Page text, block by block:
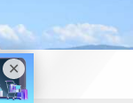
Bursa Kestel Eğitim Caddesi yepyeni görünümüne kavuştu!